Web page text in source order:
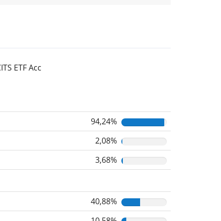
ETF Acc
94,24%
2,08%
3,68%
40,88%